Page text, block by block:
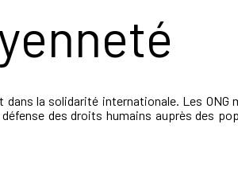
dans la solidarité internationale. Les ONG
des droits humains auprès des